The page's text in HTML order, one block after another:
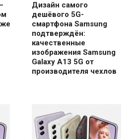
Дизайн самого
дешёвого 5G-
смартфона Samsung
подтверждён:
качественные
изображения Samsung
Galaxy A13 5G от
производителя чехлов